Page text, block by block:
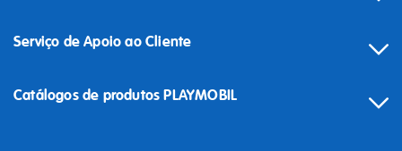
Serviço de Apoio ao Cliente
Catálogos de produtos PLAYMOBIL